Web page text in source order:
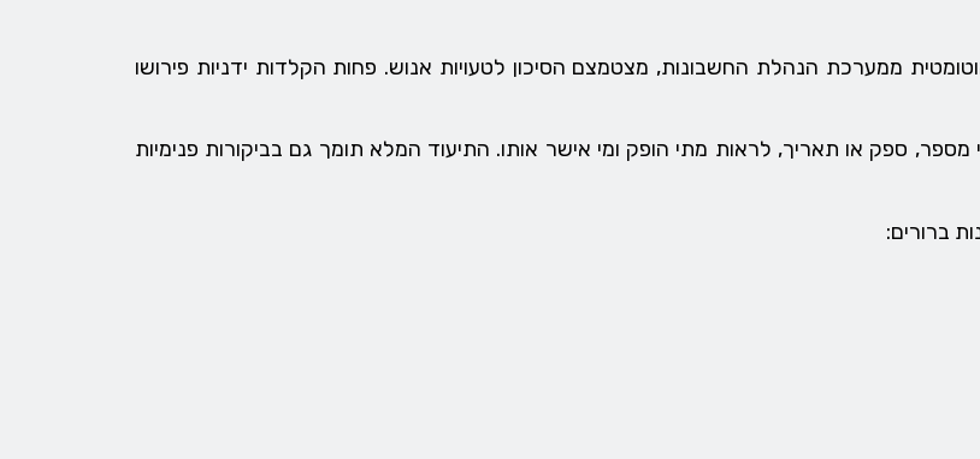
ממערכת הנהלת החשבונות, מצטמצם הסיכון לטעויות אנוש. פחות הקלדות ידניות פירושו
ספק או תאריך, לראות מתי הופק ומי אישר אותו. התיעוד המלא תומך גם בביקורות פנימיות
ברורים: